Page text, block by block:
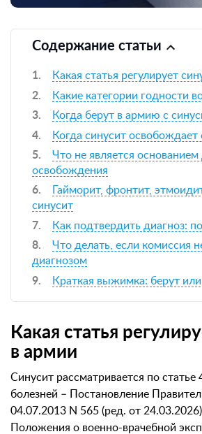
Содержание статьи
Какая статья регулирует
Какие категории годности
Когда берут в армию с
Когда синусит освобождает
Что не является основанием
освобождения
Гайморит, фронтит,
синусит
Как подтвердить диагноз:
Что делать, если комиссия
диагнозом
Краткая выжимка: берут
Какая статья
в армии
Синусит рассматривается по статье
болезней – Постановление
04.07.2013 N 565 (ред. от
Положения о военно-врачебной